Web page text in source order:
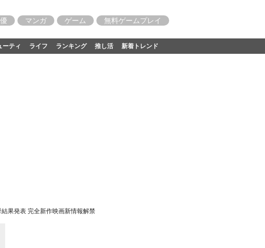
マンガ ゲーム 無料ゲームプレイ
ーティ ライフ ランキング 推し活 新着トレンド
果発表 完全新作映画新情報解禁